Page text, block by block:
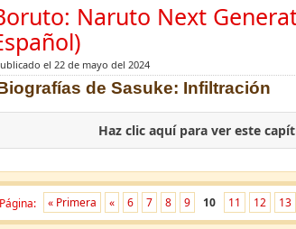
Naruto Next
el 22 de mayo del 2024
de Sasuke: Infiltración
Haz clic aquí para ver este
Página: « Primera « 6 7 8 9 10 11 12 13